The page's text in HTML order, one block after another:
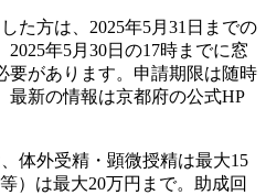
た方は、2025年5月31日までの
年5月30日の17時までに窓
要があります。申請期限は随時
最新の情報は京都府の公式HP
体外受精・顕微授精は最大15
）は最大20万円 まで。助成回